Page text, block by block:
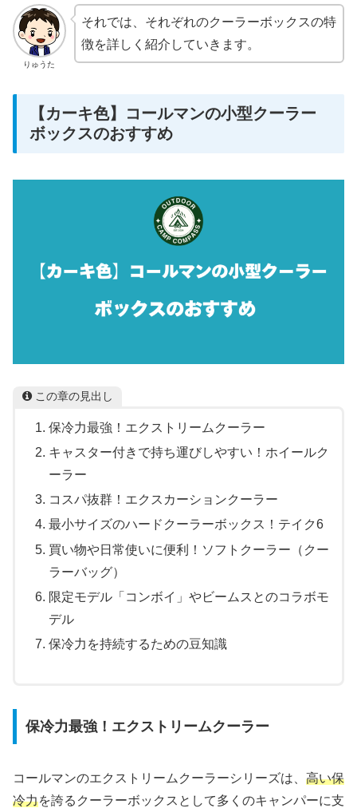
りゅうた
それでは、それぞれのクーラーボックスの特
徴を詳しく紹介していきます。
【カーキ色】コールマンの小型クーラー
ボックスのおすすめ
この章の見出し
保冷力最強！エクストリームクーラー
キャスター付きで持ち運びしやすい！ホイールク
ーラー
コスパ抜群！エクスカーションクーラー
最小サイズのハードクーラーボックス！テイク6
買い物や日常使いに便利！ソフトクーラー（クー
ラーバッグ）
限定モデル「コンボイ」やビームスとのコラボモ
デル
保冷力を持続するための豆知識
保冷力最強！エクストリームクーラー
コールマンのエクストリームクーラーシリーズは、 高い保
冷力を誇るクーラーボックスとして多くのキャンパーに支